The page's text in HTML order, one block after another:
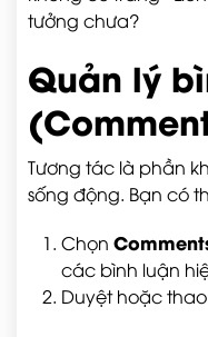
tưởng chưa?
Quản lý
Tương tác là phần
sống động. Bạn có
Chọn
các bình luận
Duyệt hoặc